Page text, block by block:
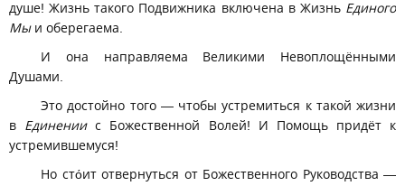
душе! Жизнь такого Подвижника включена в Жизнь Единого
Мыи оберегаема.
И она направляема Великими Невоплощёнными
Душами.
Это достойно того — чтобы устремиться к такой жизни
в Единениис Божественной Волей! И Помощь придёт к
устремившемуся!
Но стόит отвернуться от Божественного Руководства —